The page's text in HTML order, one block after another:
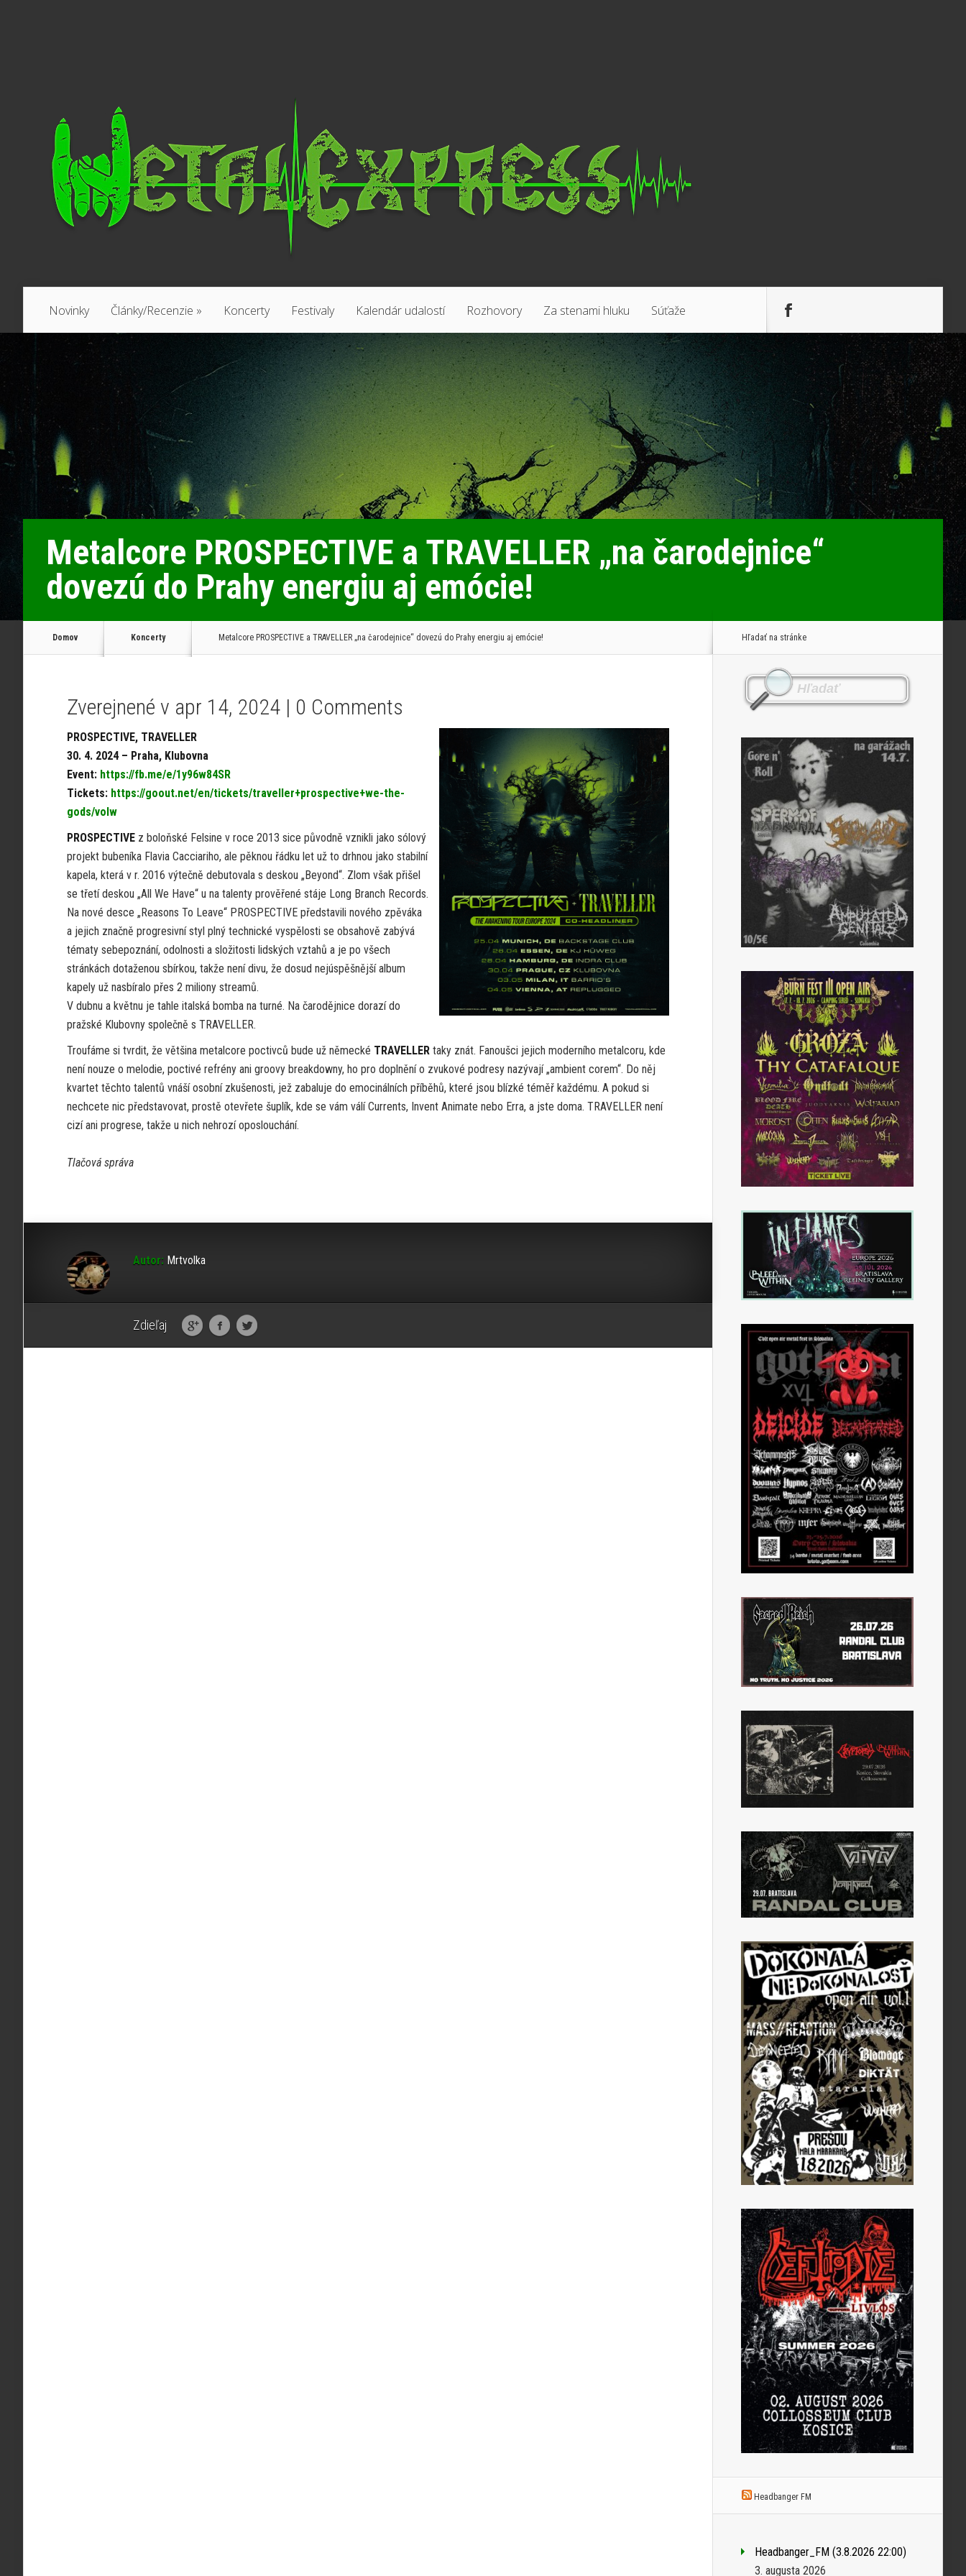
Novinky Články/Recenzie » Koncerty Festivaly Kalendár udalostí Rozhovory Za stenami hluku Súťaže
Metalcore PROSPECTIVE a TRAVELLER „na čarodejnice“
dovezú do Prahy energiu aj emócie!
Domov Koncerty Metalcore PROSPECTIVE a TRAVELLER „na čarodejnice“ dovezú do Prahy energiu aj emócie!
Zverejnené v apr 14, 2024 | 0 Comments
PROSPECTIVE, TRAVELLER
30. 4. 2024 – Praha, Klubovna
Event: https://fb.me/e/1y96w84SR
Tickets: https://goout.net/en/tickets/traveller+prospective+we-the-
gods/volw
PROSPECTIVE z boloňské Felsine v roce 2013 sice původně vznikli jako sólový
projekt bubeníka Flavia Cacciariho, ale pěknou řádku let už to drhnou jako stabilní
kapela, která v r. 2016 výtečně debutovala s deskou „Beyond“. Zlom však přišel
se třetí deskou „All We Have“ u na talenty prověřené stáje Long Branch Records.
Na nové desce „Reasons To Leave“ PROSPECTIVE představili nového zpěváka
a jejich značně progresivní styl plný technické vyspělosti se obsahově zabývá
tématy sebepoznání, odolnosti a složitosti lidských vztahů a je po všech
stránkách dotaženou sbírkou, takže není divu, že dosud nejúspěšnější album
kapely už nasbíralo přes 2 miliony streamů.
V dubnu a květnu je tahle italská bomba na turné. Na čarodějnice dorazí do
pražské Klubovny společně s TRAVELLER.
Troufáme si tvrdit, že většina metalcore poctivců bude už německé TRAVELLER taky znát. Fanoušci jejich moderního metalcoru, kde
není nouze o melodie, poctivé refrény ani groovy breakdowny, ho pro doplnění o zvukové podresy nazývají „ambient corem“. Do něj
kvartet těchto talentů vnáší osobní zkušenosti, jež zabaluje do emocinálních příběhů, které jsou blízké téměř každému. A pokud si
nechcete nic představovat, prostě otevřete šuplík, kde se vám válí Currents, Invent Animate nebo Erra, a jste doma. TRAVELLER není
cizí ani progrese, takže u nich nehrozí oposlouchání.
Tlačová správa
Autor: Mrtvolka
Zdieľaj
Hľadať na stránke
Headbanger FM
Headbanger_FM (3.8.2026 22:00)
3. augusta 2026